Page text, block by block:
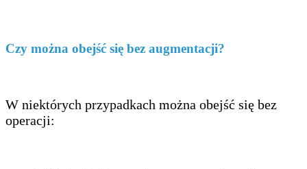
Czy można obejść się bez augmentacji?
W niektórych przypadkach można obejść się bez
operacji: